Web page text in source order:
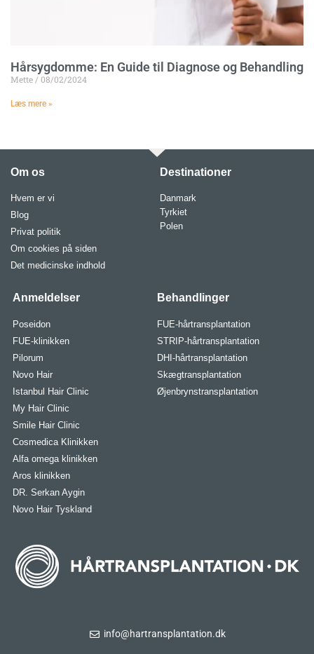
Hårsygdomme: En Guide til Diagnose og Behandling
Mette 08/02/2024
Læs mere »
Om os
Hvem er vi
Blog
Privat politik
Om cookies på siden
Det medicinske indhold
Destinationer
Danmark
Tyrkiet
Polen
Anmeldelser
Poseidon
FUE-klinikken
Pilorum
Novo Hair
Istanbul Hair Clinic
My Hair Clinic
Smile Hair Clinic
Cosmedica Klinikken
Alfa omega klinikken
Aros klinikken
DR. Serkan Aygin
Novo Hair Tyskland
Behandlinger
FUE-hårtransplantation
STRIP-hårtransplantation
DHI-hårtransplantation
Skægtransplantation
Øjenbrynstransplantation
info@hartransplantation.dk